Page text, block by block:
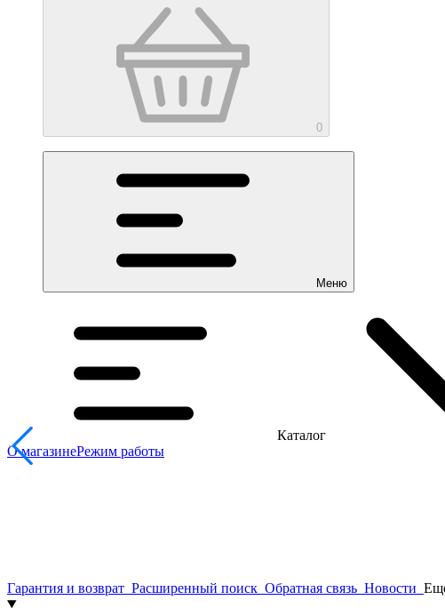
0
Меню
Каталог
О магазинеРежим работы
Гарантия и возврат Расширенный поиск Обратная связь Новости